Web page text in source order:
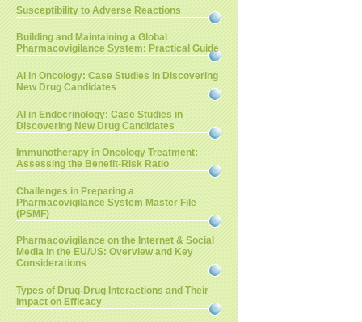
Susceptibility to Adverse Reactions
Building and Maintaining a Global
Pharmacovigilance System: Practical Guide
AI in Oncology: Case Studies in Discovering
New Drug Candidates
AI in Endocrinology: Case Studies in
Discovering New Drug Candidates
Immunotherapy in Oncology Treatment:
Assessing the Benefit-Risk Ratio
Challenges in Preparing a
Pharmacovigilance System Master File
(PSMF)
Pharmacovigilance on the Internet & Social
Media in the EU/US: Overview and Key
Considerations
Types of Drug-Drug Interactions and Their
Impact on Efficacy